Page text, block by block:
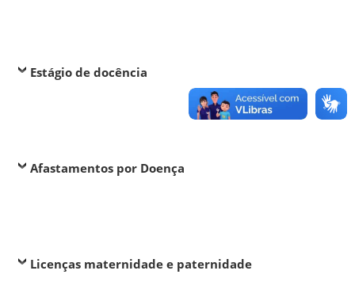
Estágio de docência
Afastamentos por Doença
Licenças maternidade e paternidade